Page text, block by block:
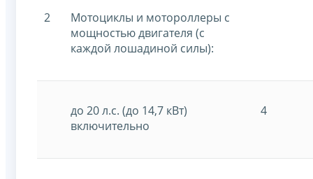
2
Мотоциклы и мотороллеры с
мощностью двигателя (с
каждой лошадиной силы):
до 20 л.с. (до 14,7 кВт)
включительно
4